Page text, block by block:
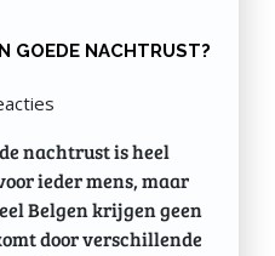
GOEDE NACHTRUST?
nachtrust is heel
ieder mens, maar
Belgen krijgen geen
door verschillende